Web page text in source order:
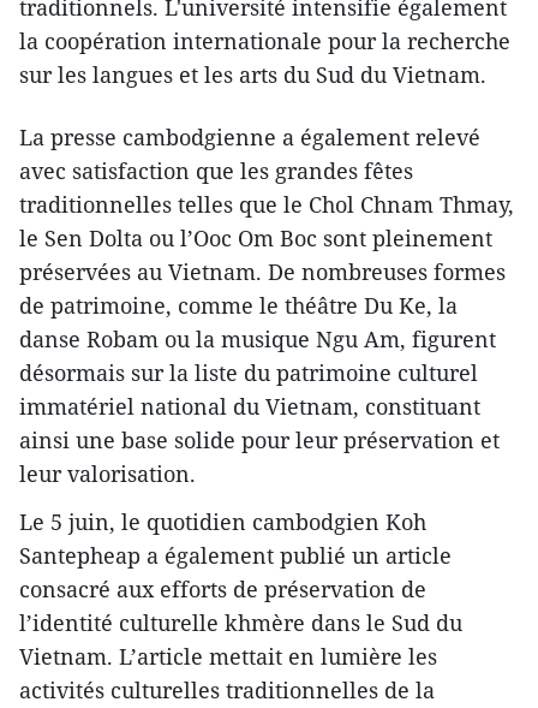
traditionnels. L'université intensifie également
la coopération internationale pour la recherche
sur les langues et les arts du Sud du Vietnam.
La presse cambodgienne a également relevé
avec satisfaction que les grandes fêtes
traditionnelles telles que le Chol Chnam Thmay,
le Sen Dolta ou l’Ooc Om Boc sont pleinement
préservées au Vietnam. De nombreuses formes
de patrimoine, comme le théâtre Du Ke, la
danse Robam ou la musique Ngu Am, figurent
désormais sur la liste du patrimoine culturel
immatériel national du Vietnam, constituant
ainsi une base solide pour leur préservation et
leur valorisation.
Le 5 juin, le quotidien cambodgien Koh
Santepheap a également publié un article
consacré aux efforts de préservation de
l’identité culturelle khmère dans le Sud du
Vietnam. L’article mettait en lumière les
activités culturelles traditionnelles de la